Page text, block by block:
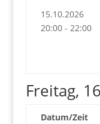
15.10.2026
20:00 - 22:00
Freitag,
Datum/Zeit